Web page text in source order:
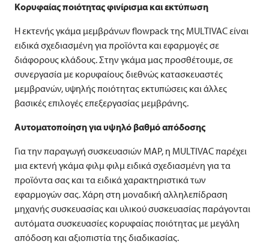
Κορυφαίας ποιότητας φινίρισμα και εκτύπωση
Η εκτενής γκάμα μεμβράνων flowpack της MULTIVACείναι
ειδικά σχεδιασμένη για προϊόντα και εφαρμογές σε
διάφορους κλάδους. Στην γκάμα μας προσθέτουμε, σε
συνεργασία με κορυφαίους διεθνώς κατασκευαστές
μεμβρανών, υψηλής ποιότητας εκτυπώσεις και άλλες
βασικές επιλογές επεξεργασίας μεμβράνης.
Αυτοματοποίηση για υψηλό βαθμό απόδοσης
Για την παραγωγή συσκευασιών MAP, η MULTIVACπαρέχει
μια εκτενή γκάμα φιλμ φιλμ ειδικά σχεδιασμένη για τα
προϊόντα σας και τα ειδικά χαρακτηριστικά των
εφαρμογών σας. Χάρη στη μοναδική αλληλεπίδραση
μηχανής συσκευασίας και υλικού συσκευασίας παράγονται
αυτόματα συσκευασίες κορυφαίας ποιότητας με μεγάλη
απόδοση και αξιοπιστία της διαδικασίας.